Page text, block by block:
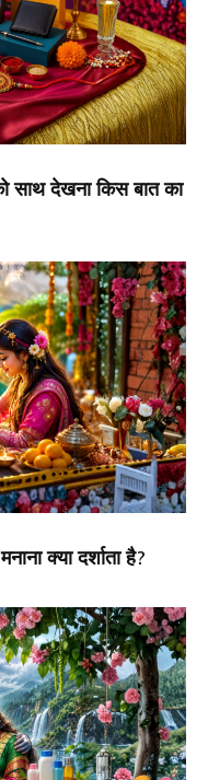
साथ देखना किस बात का
क्या दर्शाता है?